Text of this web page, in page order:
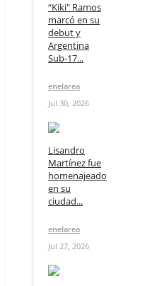
“Kiki" Ramos
marcó en su
debut y
Argentina
Sub-17...
enelarea
Jul 30, 2026
Lisandro
Martínez fue
homenajeado
en su
ciudad...
enelarea
Jul 27, 2026